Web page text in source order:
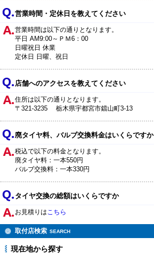
営業時間・定休日を教えてください
営業時間は以下の通りとなります。
平日 AM9:00～ＰＭ6：00
日曜祝日 休業
定休日 日曜、祝日
店舗へのアクセスを教えてください
住所は以下の通りとなります。
〒321-3235 栃木県宇都宮市鐺山町3-13
廃タイヤ料、バルブ交換料金はいくらですか
税込で以下の料金となります。
廃タイヤ料：一本550円
バルブ交換料：一本330円
タイヤ交換の総額はいくらですか
お見積りはこちら
取付店検索 SEARCH
現在地から探す